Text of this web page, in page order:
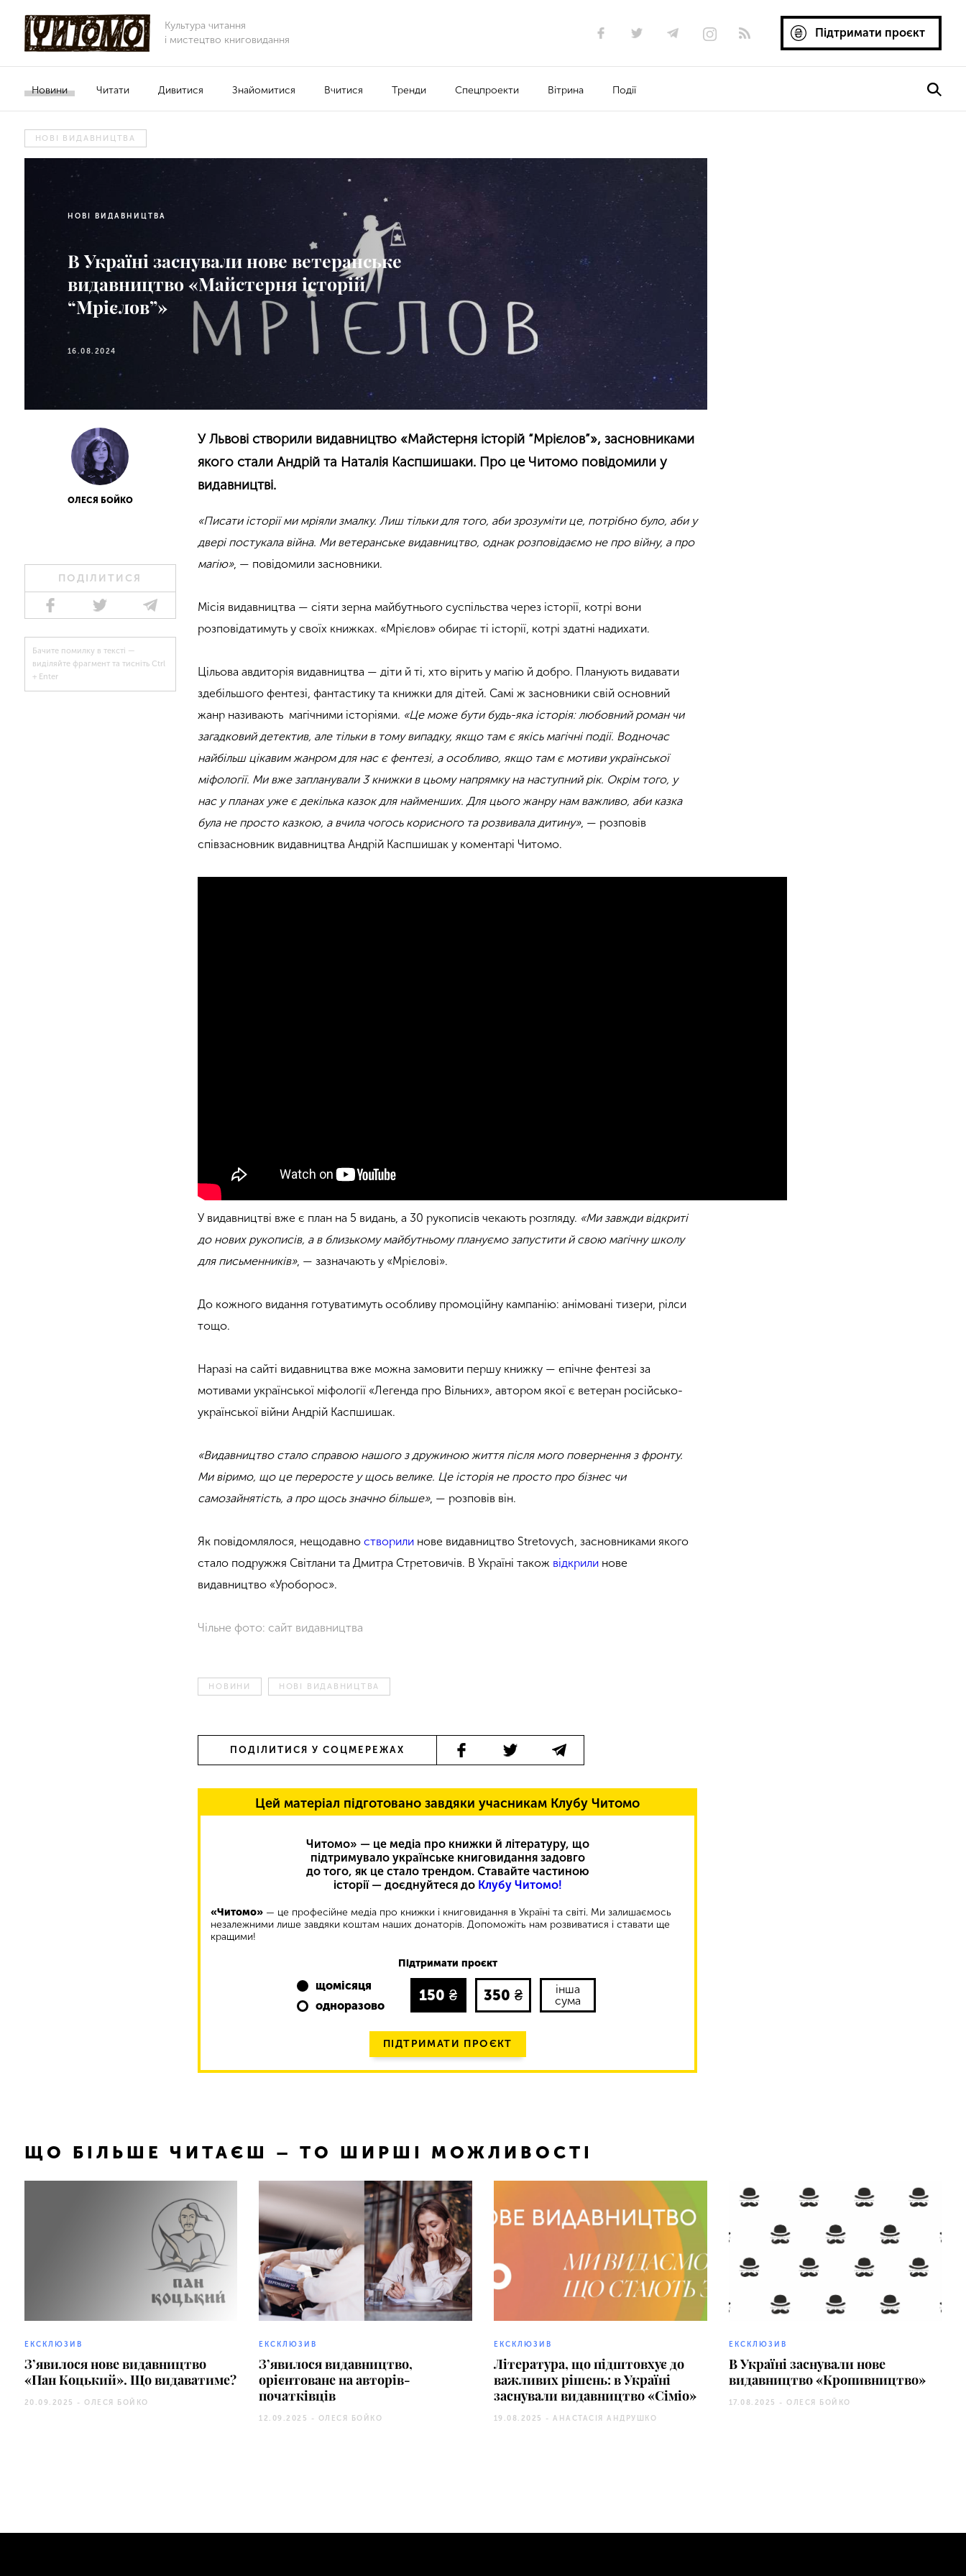
Культура читання
і мистецтво книговидання
Підтримати проєкт
Новини Читати Дивитися Знайомитися Вчитися Тренди Спецпроекти Вітрина Події
НОВІ ВИДАВНИЦТВА
НОВІ ВИДАВНИЦТВА
В Україні заснували нове ветеранське
видавництво «Майстерня історій
“Мрієлов”»
16.08.2024
ОЛЕСЯ БОЙКО
ПОДІЛИТИСЯ
Бачите помилку в тексті —
виділяйте фрагмент та тисніть Ctrl
+ Enter
У Львові створили видавництво «Майстерня історій “Мрієлов”», засновниками
якого стали Андрій та Наталія Каспшишаки. Про це Читомо повідомили у
видавництві.
«Писати історії ми мріяли змалку. Лиш тільки для того, аби зрозуміти це, потрібно було, аби у
двері постукала війна. Ми ветеранське видавництво, однак розповідаємо не про війну, а про
магію», — повідомили засновники.
Місія видавництва — сіяти зерна майбутнього суспільства через історії, котрі вони
розповідатимуть у своїх книжках. «Мрієлов» обирає ті історії, котрі здатні надихати.
Цільова авдиторія видавництва — діти й ті, хто вірить у магію й добро. Планують видавати
здебільшого фентезі, фантастику та книжки для дітей. Самі ж засновники свій основний
жанр називають магічними історіями. «Це може бути будь-яка історія: любовний роман чи
загадковий детектив, але тільки в тому випадку, якщо там є якісь магічні події. Водночас
найбільш цікавим жанром для нас є фентезі, а особливо, якщо там є мотиви української
міфології. Ми вже запланували 3 книжки в цьому напрямку на наступний рік. Окрім того, у
нас у планах уже є декілька казок для найменших. Для цього жанру нам важливо, аби казка
була не просто казкою, а вчила чогось корисного та розвивала дитину», — розповів
співзасновник видавництва Андрій Каспшишак у коментарі Читомо.
У видавництві вже є план на 5 видань, а 30 рукописів чекають розгляду. «Ми завжди відкриті
до нових рукописів, а в близькому майбутньому плануємо запустити й свою магічну школу
для письменників», — зазначають у «Мрієлові».
До кожного видання готуватимуть особливу промоційну кампанію: анімовані тизери, рілси
тощо.
Наразі на сайті видавництва вже можна замовити першу книжку — епічне фентезі за
мотивами української міфології «Легенда про Вільних», автором якої є ветеран російсько-
української війни Андрій Каспшишак.
«Видавництво стало справою нашого з дружиною життя після мого повернення з фронту.
Ми віримо, що це переросте у щось велике. Це історія не просто про бізнес чи
самозайнятість, а про щось значно більше», — розповів він.
Як повідомлялося, нещодавностворили нове видавництво Stretovych, засновниками якого
стало подружжя Світлани та Дмитра Стретовичів. В Україні також відкрили нове
видавництво «Уроборос».
Чільне фото: сайт видавництва
НОВИНИ НОВІ ВИДАВНИЦТВА
ПОДІЛИТИСЯ У СОЦМЕРЕЖАХ
Цей матеріал підготовано завдяки учасникам Клубу Читомо
Читомо» — це медіа про книжки й літературу, що
підтримувало українське книговидання задовго
до того, як це стало трендом. Ставайте частиною
історії — доєднуйтеся до Клубу Читомо!
«Читомо» — це професійне медіа про книжки і книговидання в Україні та світі. Ми залишаємось
незалежними лише завдяки коштам наших донаторів. Допоможіть нам розвиватися і ставати ще
кращими!
Підтримати проєкт
щомісяця
одноразово
150 ₴ 350 ₴
інша
сума
ПІДТРИМАТИ ПРОЄКТ
ЩО БІЛЬШЕ ЧИТАЄШ – ТО ШИРШІ МОЖЛИВОСТІ
ЕКСКЛЮЗИВ
З’явилося нове видавництво
«Пан Коцький». Що видаватиме?
20.09.2025 - ОЛЕСЯ БОЙКО
ЕКСКЛЮЗИВ
З’явилося видавництво,
орієнтоване на авторів-
початківців
12.09.2025 - ОЛЕСЯ БОЙКО
ЕКСКЛЮЗИВ
Література, що підштовхує до
важливих рішень: в Україні
заснували видавництво «Сіміо»
19.08.2025 -АНАСТАСІЯ АНДРУШКО
ЕКСКЛЮЗИВ
В Україні заснували нове
видавництво «Кропивництво»
17.08.2025 - ОЛЕСЯ БОЙКО